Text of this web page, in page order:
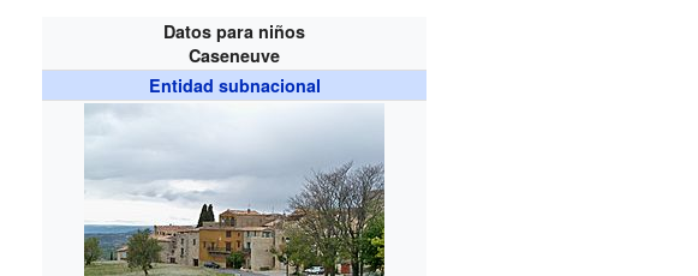
Datos para niños
Caseneuve
Entidad subnacional